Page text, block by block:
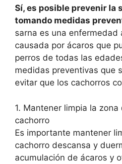
Sí, es posible prevenir la
tomando medidas
sarna es una enfermedad
causada por ácaros que
perros de todas las
medidas preventivas que
evitar que los cachorros
1. Mantener limpia la
cachorro
Es importante mantener
cachorro descansa y
acumulación de ácaros y